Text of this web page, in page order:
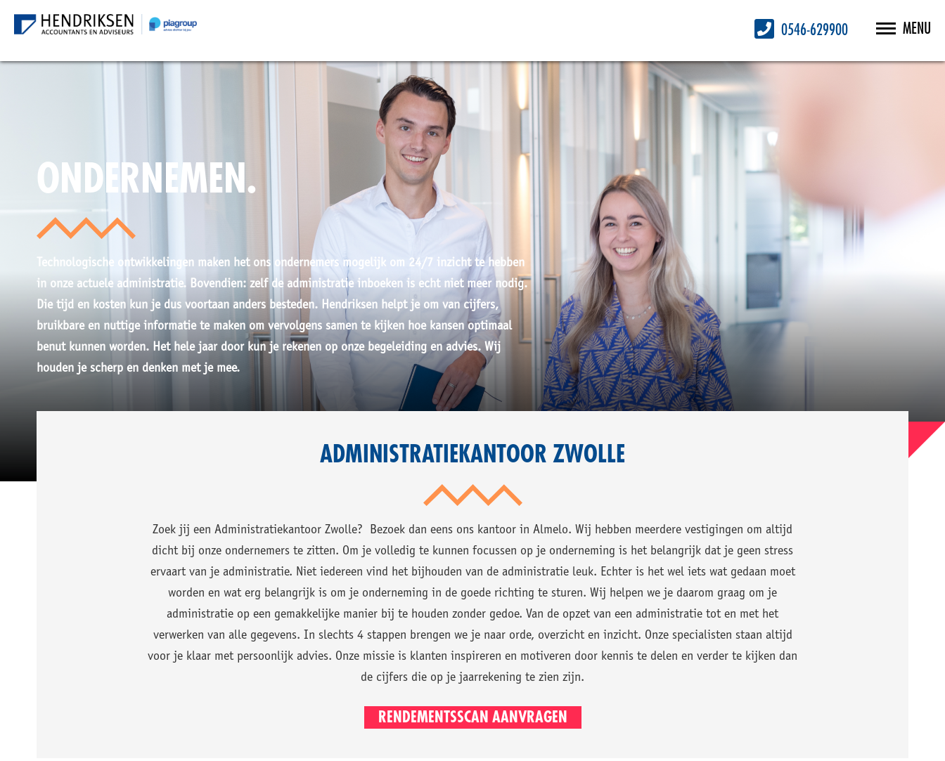
MENU
0546-629900
ONDERNEMEN. MET
24/7
INZICHT.
Technologische ontwikkelingen maken het ons ondernemers mogelijk om 24/7 inzicht te hebben
in onze actuele administratie. Bovendien: zelf de administratie inboeken is echt niet meer nodig.
Die tijd en kosten kun je dus voortaan anders besteden. Hendriksen helpt je om van cijfers,
bruikbare en nuttige informatie te maken om vervolgens samen te kijken hoe kansen optimaal
benut kunnen worden. Het hele jaar door kun je rekenen op onze begeleiding en advies. Wij
houden je scherp en denken met je mee.
ADMINISTRATIEKANTOOR ZWOLLE
Zoek jij een Administratiekantoor Zwolle? Bezoek dan eens ons kantoor in Almelo. Wij hebben meerdere vestigingen om altijd
dicht bij onze ondernemers te zitten. Om je volledig te kunnen focussen op je onderneming is het belangrijk dat je geen stress
ervaart van je administratie. Niet iedereen vind het bijhouden van de administratie leuk. Echter is het wel iets wat gedaan moet
worden en wat erg belangrijk is om je onderneming in de goede richting te sturen. Wij helpen we je daarom graag om je
administratie op een gemakkelijke manier bij te houden zonder gedoe. Van de opzet van een administratie tot en met het
verwerken van alle gegevens. In slechts 4 stappen brengen we je naar orde, overzicht en inzicht. Onze specialisten staan altijd
voor je klaar met persoonlijk advies. Onze missie is klanten inspireren en motiveren door kennis te delen en verder te kijken dan
de cijfers die op je jaarrekening te zien zijn.
RENDEMENTSSCAN AANVRAGEN